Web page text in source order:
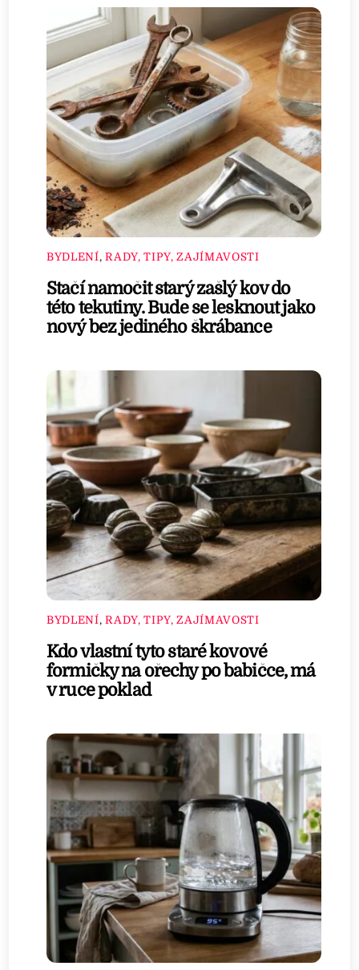
BYDLENÍ,RADY, TIPY, ZAJÍMAVOSTI
Stačí namočit starý zašlý kov do
této tekutiny. Bude se lesknout jako
nový bez jediného škrábance
BYDLENÍ,RADY, TIPY, ZAJÍMAVOSTI
Kdo vlastní tyto staré kovové
formičky na ořechy po babičce, má
v ruce poklad